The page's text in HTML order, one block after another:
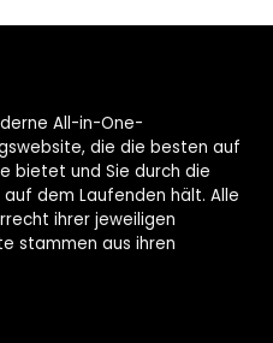
All-in-One-
die die besten auf
bietet und Sie durch die
dem Laufenden hält. Alle
ihrer jeweiligen
stammen aus ihren